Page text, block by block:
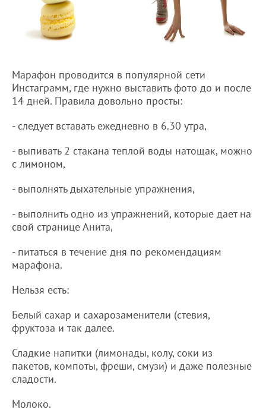
Марафон проводится в популярной сети
Инстаграмм, где нужно выставить фото до и после
14 дней. Правила довольно просты:
- следует вставать ежедневно в 6.30 утра,
- выпивать 2 стакана теплой воды натощак, можно
с лимоном,
- выполнять дыхательные упражнения,
- выполнить одно из упражнений, которые дает на
свой странице Анита,
- питаться в течение дня по рекомендациям
марафона.
Нельзя есть:
Белый сахар и сахарозаменители (стевия,
фруктоза и так далее.
Сладкие напитки (лимонады, колу, соки из
пакетов, компоты, фреши, смузи) и даже полезные
сладости.
Молоко.